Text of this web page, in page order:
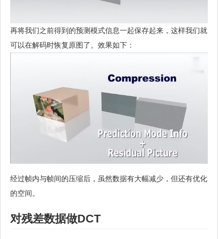
再将我们之前得到的预测模式信息一起保存起来，这样我们就
可以在解码时恢复原图了。效果如下：
经过帧内与帧间的压缩后，虽然数据有大幅减少，但还有优化
的空间。
对残差数据做DCT